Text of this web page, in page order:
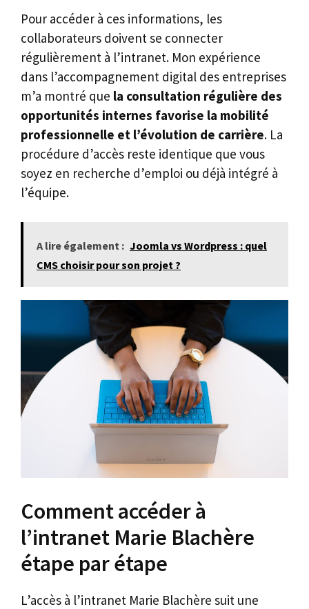
Pour accéder à ces informations, les
collaborateurs doivent se connecter
régulièrement à l’intranet. Mon expérience
dans l’accompagnement digital des entreprises
m’a montré que la consultation régulière des
opportunités internes favorise la mobilité
professionnelle et l’évolution de carrière. La
procédure d’accès reste identique que vous
soyez en recherche d’emploi ou déjà intégré à
l’équipe.
A lire également : Joomla vs Wordpress : quel
CMS choisir pour son projet ?
Comment accéder à
l’intranet Marie Blachère
étape par étape
L’accès à l’intranet Marie Blachère suit une